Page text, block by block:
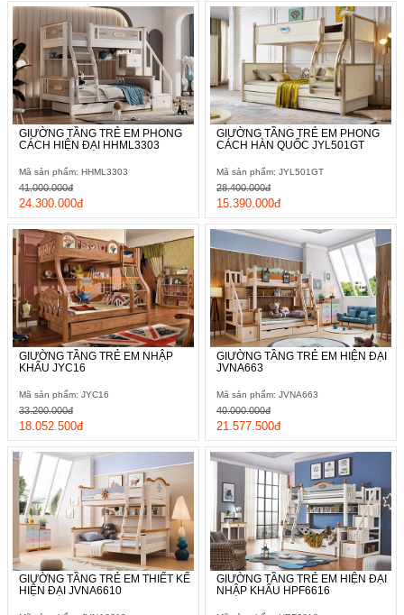
GIƯỜNG TẦNG TRẺ EM PHONG
CÁCH HIỆN ĐẠI HHML3303
Mã sản phẩm: HHML3303
24.300.000đ
41.000.000đ
GIƯỜNG TẦNG TRẺ EM PHONG
CÁCH HÀN QUỐC JYL501GT
Mã sản phẩm: JYL501GT
15.390.000đ
28.400.000đ
GIƯỜNG TẦNG TRẺ EM NHẬP
KHẨU JYC16
Mã sản phẩm: JYC16
18.052.500đ
33.200.000đ
GIƯỜNG TẦNG TRẺ EM HIỆN ĐẠI
JVNA663
Mã sản phẩm: JVNA663
21.577.500đ
40.000.000đ
GIƯỜNG TẦNG TRẺ EM THIẾT KẾ
HIỆN ĐẠI JVNA6610
GIƯỜNG TẦNG TRẺ EM HIỆN ĐẠI
NHẬP KHẨU HPF6616